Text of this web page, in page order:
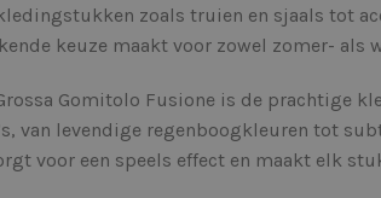
zoals truien en sjaals tot
keuze maakt voor zowel zomer- als
Gomitolo Fusione is de prachtige
van levendige regenboogkleuren tot
voor een speels effect en maakt elk